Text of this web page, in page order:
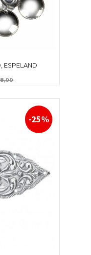
ESPELAND
Rabatt
-25%